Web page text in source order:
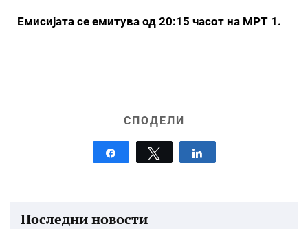
Емисијата се емитува од 20:15 часот на МРТ 1.
СПОДЕЛИ
Share Tweet
Последни новости